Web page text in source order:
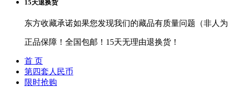
15天退换货
东方收藏承诺如果您发现我们的藏品有质量问题（非人
正品保障！全国包邮！15天无理由退换货！
首 页
第四套人民币
限时抢购